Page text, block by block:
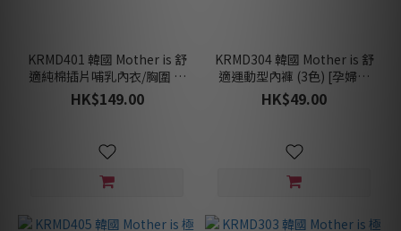
KRMD401 韓國 Mother is 舒
適純棉插片哺乳內衣/胸圍 (3
色) [孕婦/哺乳胸圍]
HK$149.00
KRMD304 韓國 Mother is 舒
適運動型內褲 (3色) [孕婦內
褲]
HK$49.00